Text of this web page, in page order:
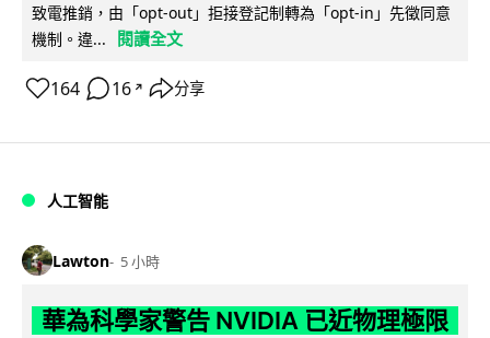
致電推銷，由「opt-out」拒接登記制轉為「opt-in」先徵同意
機制。違...
閱讀全文
164 16 ↗ 分享
人工智能
Lawton 5 小時
華為科學家警告 NVIDIA 已近物理極限